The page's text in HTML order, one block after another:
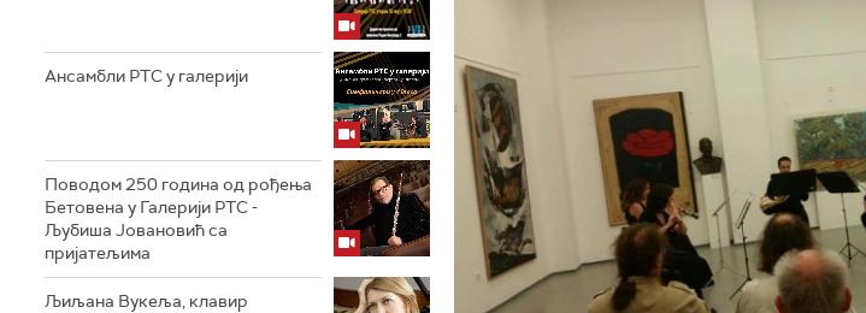
Ансамбли РТС у галерији
Поводом 250 година од рођења
Бетовена у Галерији РТС -
Љубиша Јовановић са
пријатељима
Љиљана Вукеља, клавир